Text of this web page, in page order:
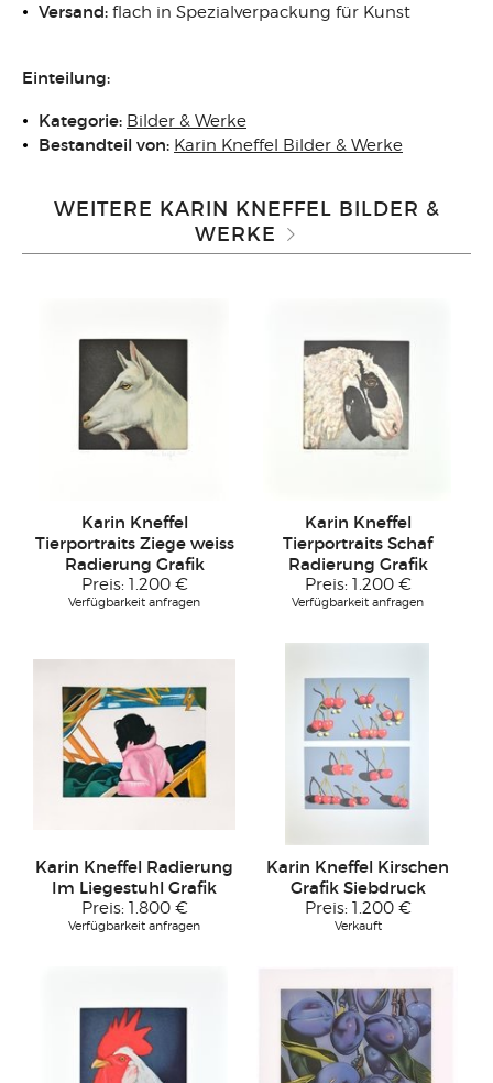
Versand: flach in Spezialverpackung für Kunst
Einteilung:
Kategorie: Bilder & Werke
Bestandteil von: Karin Kneffel Bilder & Werke
WEITERE KARIN KNEFFEL BILDER &
WERKE
Karin Kneffel
Tierportraits Ziege weiss
Radierung Grafik
Preis: 1.200 €
Verfügbarkeit anfragen
Karin Kneffel
Tierportraits Schaf
Radierung Grafik
Preis: 1.200 €
Verfügbarkeit anfragen
Karin Kneffel Radierung
Im Liegestuhl Grafik
Preis: 1.800 €
Verfügbarkeit anfragen
Karin Kneffel Kirschen
Grafik Siebdruck
Preis: 1.200 €
Verkauft